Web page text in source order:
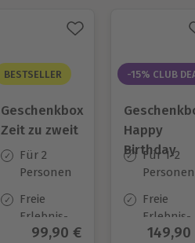
BESTSELLER
Geschenkbox
Zeit zu zweit
Für 2
Personen
Freie
Erlebnis-
Auswahl
Aktueller Preis
99,90 €
-15% CLUB
Happy
Birthday
Für 1-2
Personen
Freie
Erlebnis-
Auswahl
149,90